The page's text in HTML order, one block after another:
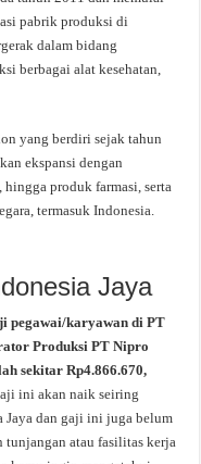
pabrik produksi di
dalam bidang
berbagai alat kesehatan,
yang berdiri sejak tahun
ekspansi dengan
produk farmasi, serta
termasuk Indonesia.
Jaya
pegawai/karyawan di PT
Produksi PT Nipro
sekitar Rp4.866.670,
ini akan naik seiring
Jaya dan gaji ini juga belum
tunjangan atau fasilitas kerja